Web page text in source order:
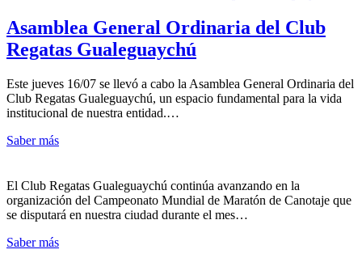
Asamblea General Ordinaria del Club
Regatas Gualeguaychú
Este jueves 16/07 se llevó a cabo la Asamblea General Ordinaria del
Club Regatas Gualeguaychú, un espacio fundamental para la vida
institucional de nuestra entidad.…
Saber más
El Club Regatas Gualeguaychú continúa avanzando en la
organización del Campeonato Mundial de Maratón de Canotaje que
se disputará en nuestra ciudad durante el mes…
Saber más